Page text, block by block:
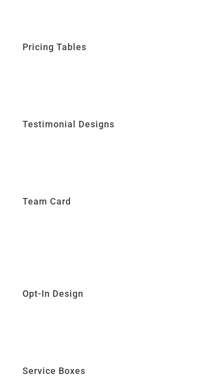
Pricing Tables
Testimonial Designs
Team Card
Opt-In Design
Service Boxes